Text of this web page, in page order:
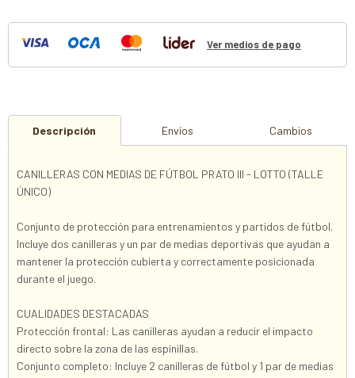
Ver medios de pago
Descripción Envíos Cambios
CANILLERAS CON MEDIAS DE FÚTBOL PRATO III - LOTTO (TALLE
ÚNICO)
Conjunto de protección para entrenamientos y partidos de fútbol.
Incluye dos canilleras y un par de medias deportivas que ayudan a
mantener la protección cubierta y correctamente posicionada
durante el juego.
CUALIDADES DESTACADAS
Protección frontal: Las canilleras ayudan a reducir el impacto
directo sobre la zona de las espinillas.
Conjunto completo: Incluye 2 canilleras de fútbol y 1 par de medias